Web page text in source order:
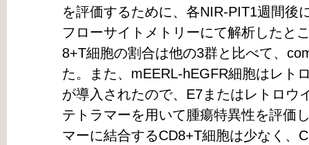
を評価するために、各NIR-PIT1週間後
フローサイトメトリーにて解析したと
8+T細胞の割合は他の3群と比べて、
た。また、mEERL-hEGFR細胞はレト
が導入されたので、E7またはレトロウ
テトラマーを用いて腫瘍特異性を評価
マーに結合するCD8+T細胞は少なく、